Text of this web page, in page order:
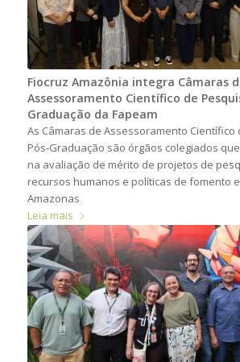
Fiocruz Amazônia integra Câmaras
Assessoramento Científico de
Graduação da Fapeam
As Câmaras de Assessoramento Científico
Pós-Graduação são órgãos colegiados
na avaliação de mérito de projetos de
recursos humanos e políticas de fomento
Amazonas
Leia mais